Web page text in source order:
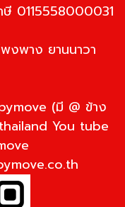
0115558000031
งพาง ยานนาวา
(มี @ ข้าง
You tube